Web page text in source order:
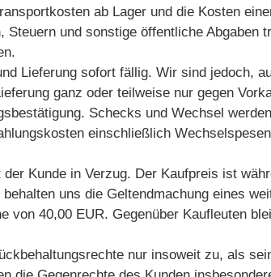
ab Lager und die Kosten
und sonstige öffentliche Abgaben
Lieferung sofort fällig. Wir sind jedoch,
ganz oder teilweise nur gegen
Schecks und Wechsel
einschließlich
Kunde in Verzug. Der Kaufpreis ist
uns die Geltendmachung eines
von 40,00 EUR. Gegenüber Kaufleuten
nur insoweit zu, als